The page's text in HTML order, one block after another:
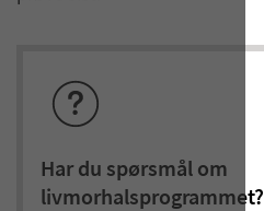
Har du spørsmål om
livmorhalsprogrammet?